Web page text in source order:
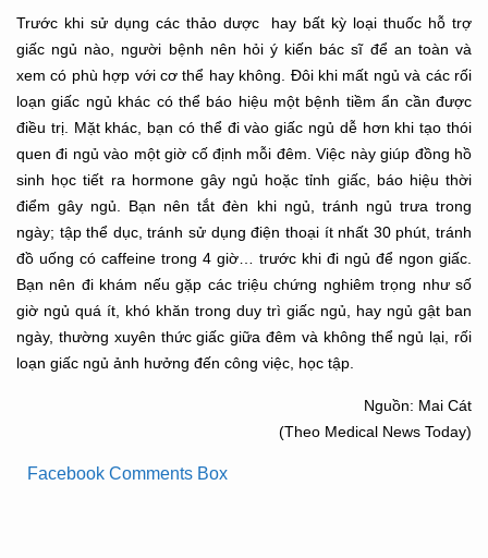
Trước khi sử dụng các thảo dược hay bất kỳ loại thuốc hỗ trợ
giấc ngủ nào, người bệnh nên hỏi ý kiến bác sĩ để an toàn và
xem có phù hợp với cơ thể hay không. Đôi khi mất ngủ và các rối
loạn giấc ngủ khác có thể báo hiệu một bệnh tiềm ẩn cần được
điều trị. Mặt khác, bạn có thể đi vào giấc ngủ dễ hơn khi tạo thói
quen đi ngủ vào một giờ cố định mỗi đêm. Việc này giúp đồng hồ
sinh học tiết ra hormone gây ngủ hoặc tỉnh giấc, báo hiệu thời
điểm gây ngủ. Bạn nên tắt đèn khi ngủ, tránh ngủ trưa trong
ngày; tập thể dục, tránh sử dụngđiện thoại ít nhất 30 phút, tránh
đồ uống có caffeine trong 4 giờ… trước khi đi ngủ để ngon giấc.
Bạn nên đi khám nếu gặp các triệu chứng nghiêm trọng như số
giờ ngủ quá ít, khó khăn trong duy trì giấc ngủ, hay ngủ gật ban
ngày, thường xuyên thức giấc giữa đêm và không thể ngủ lại, rối
loạn giấc ngủ ảnh hưởng đến công việc, học tập.
Nguồn: Mai Cát
(Theo Medical News Today)
Facebook Comments Box